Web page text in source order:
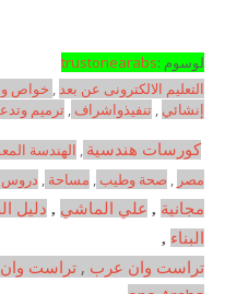
لوسوم :trustonearabs
التعليم الالكترونى عن بعد, خواص
إنشائي , تنفيذواشراف , ترميم
كورسات هندسية , الهندسة
مصر , صحة وطيب , مساحة , دروس
مجانية , علي الماشي , دليل
البناء ,
تراست وان عرب , تراست